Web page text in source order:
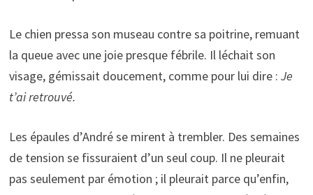
Le chien pressa son museau contre sa poitrine, remuant
la queue avec une joie presque fébrile. Il léchait son
visage, gémissait doucement, comme pour lui dire : Je
t’ai retrouvé.
Les épaules d’André se mirent à trembler. Des semaines
de tension se fissuraient d’un seul coup. Il ne pleurait
pas seulement par émotion ; il pleurait parce qu’enfin,